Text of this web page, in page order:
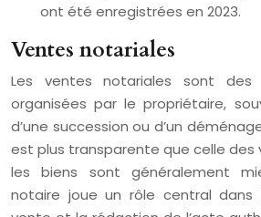
ont été enregistrées en 2023.
Ventes notariales
Les ventes notariales sont des
organisées par le propriétaire,
d’une succession ou d’un
est plus transparente que celle des
les biens sont généralement
notaire joue un rôle central dans